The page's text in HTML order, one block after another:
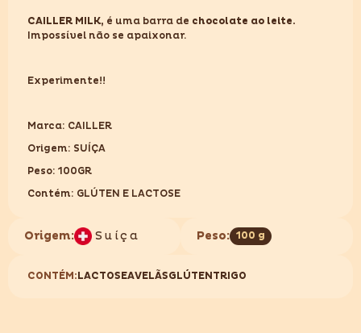
CAILLER MILK, é uma barra de chocolate ao leite.
Impossível não se apaixonar.
Experimente!!
Marca: CAILLER
Origem: SUÍÇA
Peso: 100GR
Contém: GLÚTEN E LACTOSE
Origem: Suíça Peso: 100 g
CONTÉM: LACTOSEAVELÃSGLÚTEN TRIGO